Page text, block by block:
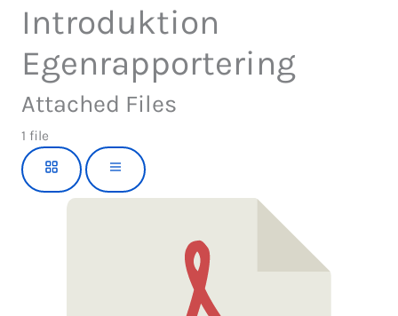
Introduktion
Egenrapportering
Attached Files
1 file